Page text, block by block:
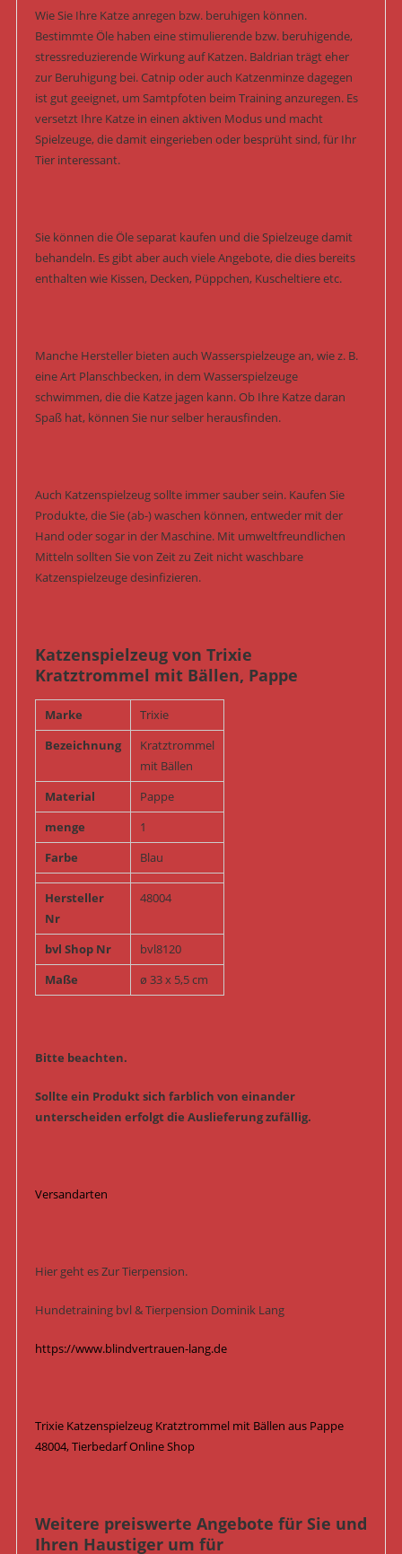
Wie Sie Ihre Katze anregen bzw. beruhigen können.
Bestimmte Öle haben eine stimulierende bzw. beruhigende,
stressreduzierende Wirkung auf Katzen. Baldrian trägt eher
zur Beruhigung bei. Catnip oder auch Katzenminze dagegen
ist gut geeignet, um Samtpfoten beim Training anzuregen. Es
versetzt Ihre Katze in einen aktiven Modus und macht
Spielzeuge, die damit eingerieben oder besprüht sind, für Ihr
Tier interessant.
Sie können die Öle separat kaufen und die Spielzeuge damit
behandeln. Es gibt aber auch viele Angebote, die dies bereits
enthalten wie Kissen, Decken, Püppchen, Kuscheltiere etc.
Manche Hersteller bieten auch Wasserspielzeuge an, wie z. B.
eine Art Planschbecken, in dem Wasserspielzeuge
schwimmen, die die Katze jagen kann. Ob Ihre Katze daran
Spaß hat, können Sie nur selber herausfinden.
Auch Katzenspielzeug sollte immer sauber sein. Kaufen Sie
Produkte, die Sie (ab-) waschen können, entweder mit der
Hand oder sogar in der Maschine. Mit umweltfreundlichen
Mitteln sollten Sie von Zeit zu Zeit nicht waschbare
Katzenspielzeuge desinfizieren.
Katzenspielzeug von Trixie
Kratztrommel mit Bällen, Pappe
Marke
Trixie
Bezeichnung
Kratztrommel
mit Bällen
Material
Pappe
menge
1
Farbe
Blau
Hersteller
Nr
48004
bvl Shop Nr
bvl8120
Maße
ø 33 x 5,5 cm
Bitte beachten.
Sollte ein Produkt sich farblich von einander
unterscheiden erfolgt die Auslieferung zufällig.
Versandarten
Hier geht es Zur Tierpension.
Hundetraining bvl & Tierpension Dominik Lang
https://www.blindvertrauen-lang.de
Trixie Katzenspielzeug Kratztrommel mit Bällen aus Pappe
48004, Tierbedarf Online Shop
Weitere preiswerte Angebote für Sie und
Ihren Haustiger um für